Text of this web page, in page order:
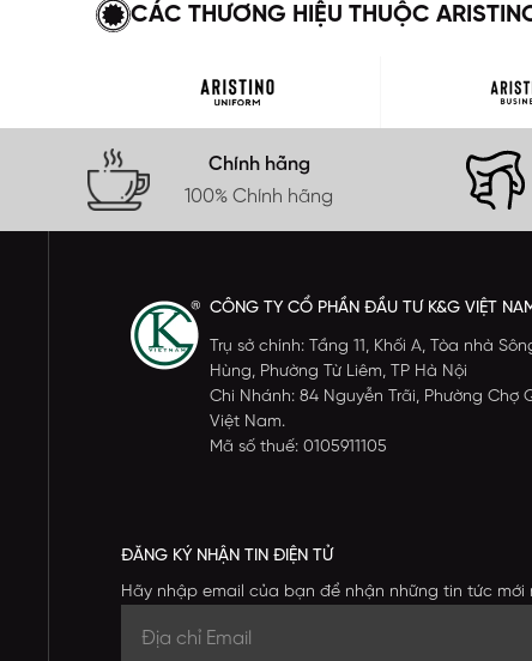
CÁC THƯƠNG HIỆU THUỘC
Chính hãng
100% Chính hãng
CÔNG TY CỔ PHẦN ĐẦU TƯ K&G VIỆT
Trụ sở chính: Tầng 11, Khối A, Tòa nhà
Hùng, Phường Từ Liêm, TP Hà Nội
Chi Nhánh: 84 Nguyễn Trãi, Phường Chợ
Việt Nam.
Mã số thuế: 0105911105
ĐĂNG KÝ NHẬN TIN ĐIỆN TỬ
Hãy nhập email của bạn để nhận những tin tức